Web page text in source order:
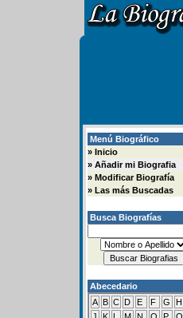
Menú Biográfico
» Inicio
» Añadir mi Biografia
» Modificar Biografía
» Las más Buscadas
Busca Biografías
Abecedario
A B C D E F G H